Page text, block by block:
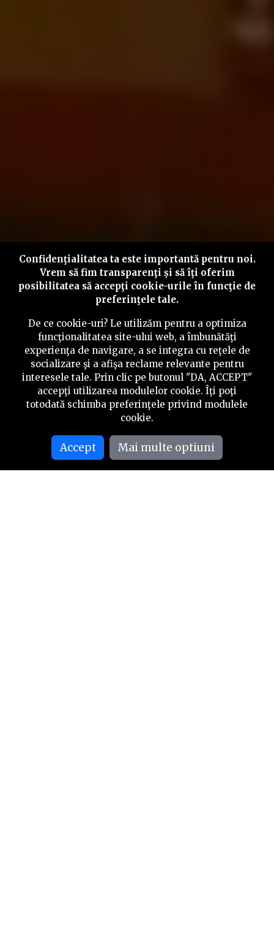
Confidenţialitatea ta este importantă pentru noi.
Vrem să fim transparenţi și să îţi oferim
posibilitatea să accepţi cookie-urile în funcţie de
preferinţele tale.
De ce cookie-uri? Le utilizăm pentru a optimiza
funcţionalitatea site-ului web, a îmbunătăţi
experienţa de navigare, a se integra cu reţele de
socializare şi a afişa reclame relevante pentru
interesele tale. Prin clic pe butonul "DA, ACCEPT"
accepţi utilizarea modulelor cookie. Îţi poţi
totodată schimba preferinţele privind modulele
cookie.
Accept Mai multe optiuni